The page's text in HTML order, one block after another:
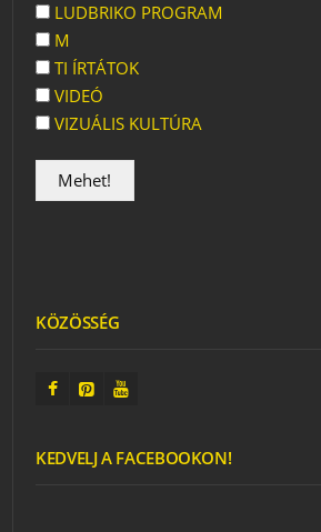
LUDBRIKO PROGRAM
M
TI ÍRTÁTOK
VIDEÓ
VIZUÁLIS KULTÚRA
KÖZÖSSÉG
KEDVELJ A FACEBOOKON!